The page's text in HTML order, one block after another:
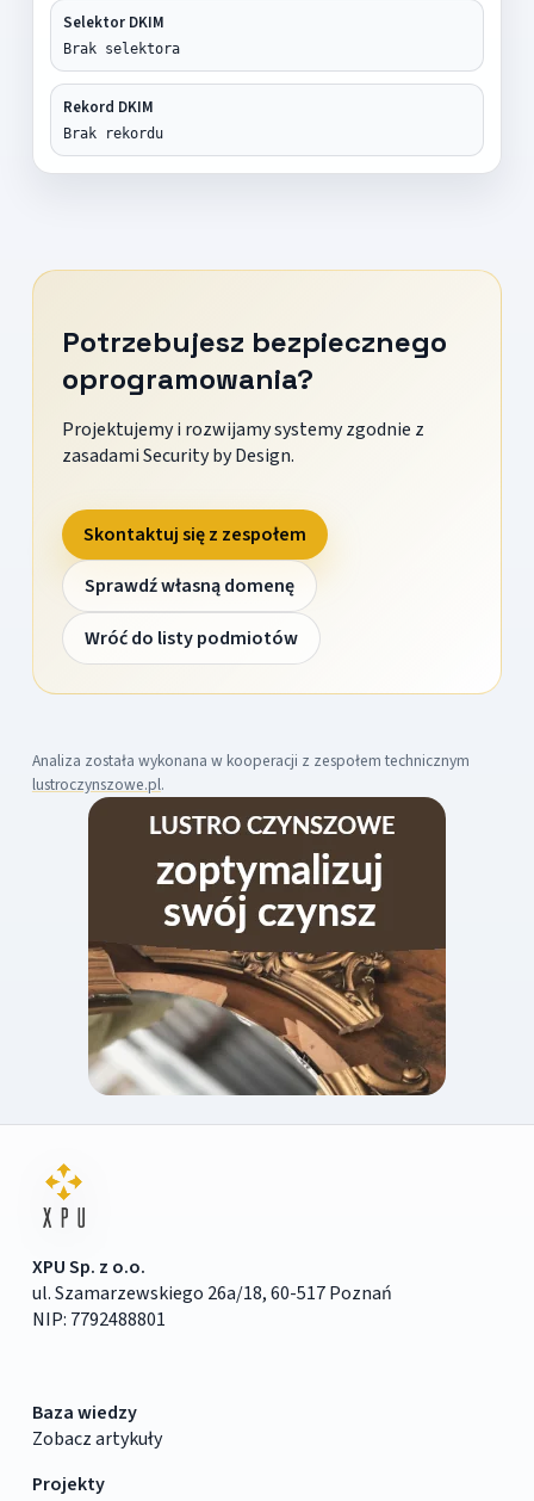
Selektor DKIM
Brak selektora
Rekord DKIM
Brak rekordu
Potrzebujesz bezpiecznego
oprogramowania?
Projektujemy i rozwijamy systemy zgodnie z
zasadami Security by Design.
Skontaktuj się z zespołem
Sprawdź własną domenę
Wróć do listy podmiotów
Analiza została wykonana w kooperacji z zespołem technicznym
lustroczynszowe.pl.
XPU Sp. z o.o.
ul. Szamarzewskiego 26a/18, 60-517 Poznań
NIP: 7792488801
Baza wiedzy
Zobacz artykuły
Projekty